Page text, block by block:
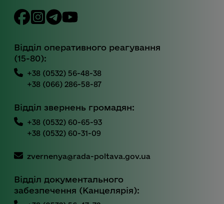
Відділ оперативного реагування
(15-80):
+38 (0532) 56-48-38
+38 (066) 286-58-87
Відділ звернень громадян:
+38 (0532) 60-65-93
+38 (0532) 60-31-09
zvernenya@rada-poltava.gov.ua
Відділ документального
забезпечення (Канцелярія):